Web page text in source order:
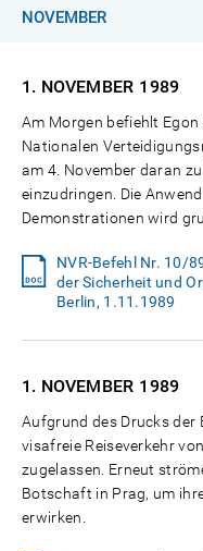
NOVEMBER
1. NOVEMBER 1989
Am Morgen befiehlt
Nationalen
am 4. November daran
einzudringen. Die
Demonstrationen wird
NVR-Befehl Nr. 10/
der Sicherheit und
Berlin, 1.11.1989
1. NOVEMBER 1989
Aufgrund des Drucks der
visafreie Reiseverkehr
zugelassen. Erneut
Botschaft in Prag, um
erwirken.